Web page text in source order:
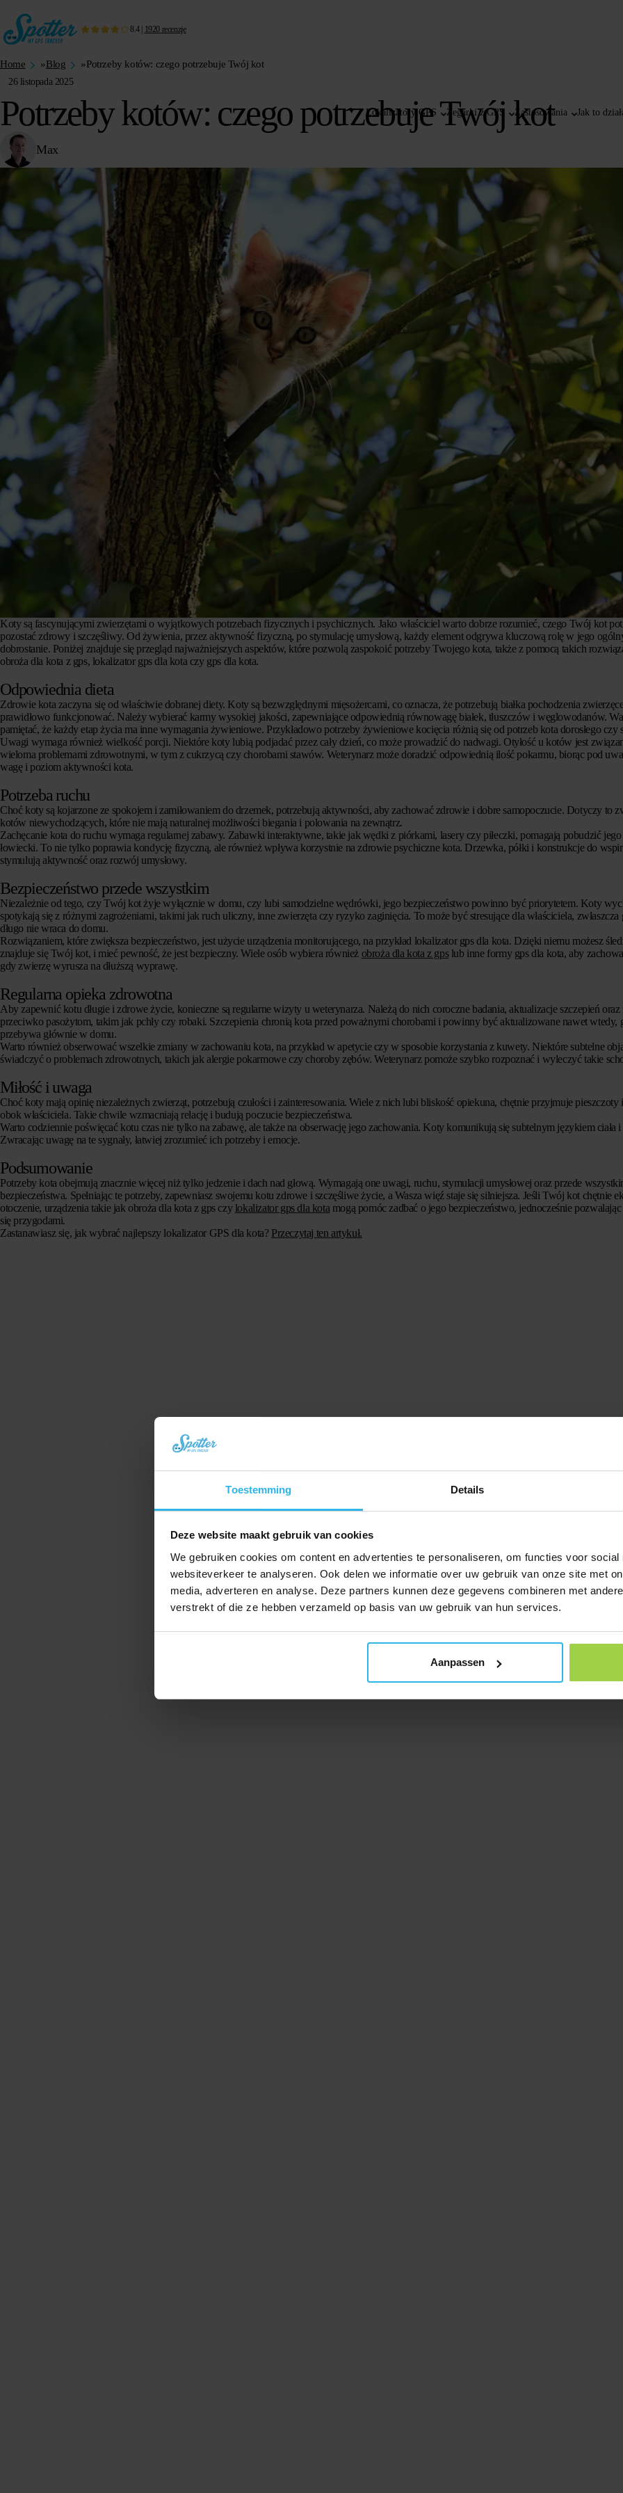
Toestemming Details
Deze website maakt gebruik van cookies
We gebruiken cookies om content en advertenties te personaliseren, om functies voor social
websiteverkeer te analyseren. Ook delen we informatie over uw gebruik van onze site met
media, adverteren en analyse. Deze partners kunnen deze gegevens combineren met
verstrekt of die ze hebben verzameld op basis van uw gebruik van hun services.
Aanpassen
8.4| 1920 recenzje
Lokalizatory GPS Zegarki z GPS Zastosowania Jak to
Home »Blog »Potrzeby kotów: czego potrzebuje Twój kot
26 listopada 2025
Potrzeby kotów: czego potrzebuje Twój kot
Max
Koty są fascynującymi zwierzętami o wyjątkowych potrzebach fizycznych i psychicznych. Jako właściciel warto dobrze rozumieć, czego Twój kot
pozostać zdrowy i szczęśliwy. Od żywienia, przez aktywność fizyczną, po stymulację umysłową, każdy element odgrywa kluczową rolę w jego
dobrostanie. Poniżej znajduje się przegląd najważniejszych aspektów, które pozwolą zaspokoić potrzeby Twojego kota, także z pomocą takich
obroża dla kota z gps, lokalizator gps dla kota czy gps dla kota.
Odpowiednia dieta
Zdrowie kota zaczyna się od właściwie dobranej diety. Koty są bezwzględnymi mięsożercami, co oznacza, że potrzebują białka pochodzenia
prawidłowo funkcjonować. Należy wybierać karmy wysokiej jakości, zapewniające odpowiednią równowagę białek, tłuszczów i węglowodanów.
pamiętać, że każdy etap życia ma inne wymagania żywieniowe. Przykładowo potrzeby żywieniowe kocięcia różnią się od potrzeb kota dorosłego czy
Uwagi wymaga również wielkość porcji. Niektóre koty lubią podjadać przez cały dzień, co może prowadzić do nadwagi. Otyłość u kotów jest
wieloma problemami zdrowotnymi, w tym z cukrzycą czy chorobami stawów. Weterynarz może doradzić odpowiednią ilość pokarmu, biorąc pod
wagę i poziom aktywności kota.
Potrzeba ruchu
Choć koty są kojarzone ze spokojem i zamiłowaniem do drzemek, potrzebują aktywności, aby zachować zdrowie i dobre samopoczucie. Dotyczy to
kotów niewychodzących, które nie mają naturalnej możliwości biegania i polowania na zewnątrz.
Zachęcanie kota do ruchu wymaga regularnej zabawy. Zabawki interaktywne, takie jak wędki z piórkami, lasery czy piłeczki, pomagają pobudzić
łowiecki. To nie tylko poprawia kondycję fizyczną, ale również wpływa korzystnie na zdrowie psychiczne kota. Drzewka, półki i konstrukcje do
stymulują aktywność oraz rozwój umysłowy.
Bezpieczeństwo przede wszystkim
Niezależnie od tego, czy Twój kot żyje wyłącznie w domu, czy lubi samodzielne wędrówki, jego bezpieczeństwo powinno być priorytetem. Koty
spotykają się z różnymi zagrożeniami, takimi jak ruch uliczny, inne zwierzęta czy ryzyko zaginięcia. To może być stresujące dla właściciela, zwłaszcza
długo nie wraca do domu.
Rozwiązaniem, które zwiększa bezpieczeństwo, jest użycie urządzenia monitorującego, na przykład lokalizator gps dla kota. Dzięki niemu możesz
znajduje się Twój kot, i mieć pewność, że jest bezpieczny. Wiele osób wybiera również obroża dla kota z gpslub inne formy gps dla kota, aby
gdy zwierzę wyrusza na dłuższą wyprawę.
Regularna opieka zdrowotna
Aby zapewnić kotu długie i zdrowe życie, konieczne są regularne wizyty u weterynarza. Należą do nich coroczne badania, aktualizacje szczepień
przeciwko pasożytom, takim jak pchły czy robaki. Szczepienia chronią kota przed poważnymi chorobami i powinny być aktualizowane nawet wtedy,
przebywa głównie w domu.
Warto również obserwować wszelkie zmiany w zachowaniu kota, na przykład w apetycie czy w sposobie korzystania z kuwety. Niektóre subtelne
świadczyć o problemach zdrowotnych, takich jak alergie pokarmowe czy choroby zębów. Weterynarz pomoże szybko rozpoznać i wyleczyć takie
Miłość i uwaga
Choć koty mają opinię niezależnych zwierząt, potrzebują czułości i zainteresowania. Wiele z nich lubi bliskość opiekuna, chętnie przyjmuje pieszczoty
obok właściciela. Takie chwile wzmacniają relację i budują poczucie bezpieczeństwa.
Warto codziennie poświęcać kotu czas nie tylko na zabawę, ale także na obserwację jego zachowania. Koty komunikują się subtelnym językiem ciała
Zwracając uwagę na te sygnały, łatwiej zrozumieć ich potrzeby i emocje.
Podsumowanie
Potrzeby kota obejmują znacznie więcej niż tylko jedzenie i dach nad głową. Wymagają one uwagi, ruchu, stymulacji umysłowej oraz przede
bezpieczeństwa. Spełniając te potrzeby, zapewniasz swojemu kotu zdrowe i szczęśliwe życie, a Wasza więź staje się silniejsza. Jeśli Twój kot chętnie
otoczenie, urządzenia takie jak obroża dla kota z gps czy lokalizator gps dla kota mogą pomóc zadbać o jego bezpieczeństwo, jednocześnie
się przygodami.
Zastanawiasz się, jak wybrać najlepszy lokalizator GPS dla kota? Przeczytaj ten artykuł.